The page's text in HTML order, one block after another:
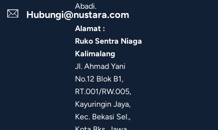
Hubungi@nustara.com
Abadi.
Alamat :
Ruko Sentra Niaga
Kalimalang
Jl. Ahmad Yani
No.12 Blok B1,
RT.001/RW.005,
Kayuringin Jaya,
Kec. Bekasi Sel.,